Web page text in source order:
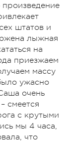
произведение
штатов и
лыжная
на
приезжаем
массу
ужасно
очень
смеется
с крутыми
мы 4 часа,
что